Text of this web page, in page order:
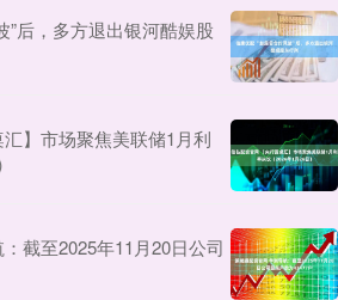
”后，多方退出银河酷娱股
】市场聚焦美联储1月利
截至2025年11月20日公司